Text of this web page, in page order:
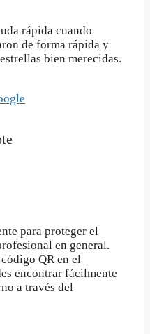
rápida cuando
de forma rápida y
bien merecidas.
para proteger el
en general.
QR en el
encontrar fácilmente
a través del